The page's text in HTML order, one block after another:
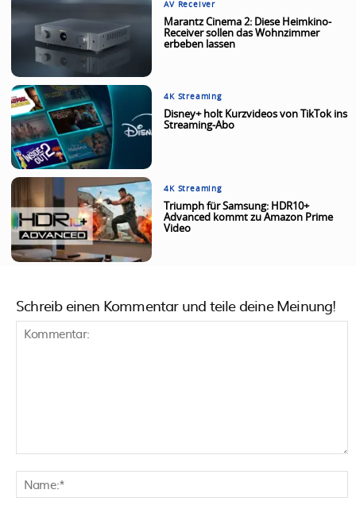
AV Receiver
Marantz Cinema 2: Diese Heimkino-
Receiver sollen das Wohnzimmer
erbeben lassen
4K Streaming
Disney+ holt Kurzvideos von TikTok ins
Streaming-Abo
4K Streaming
Triumph für Samsung: HDR10+
Advanced kommt zu Amazon Prime
Video
Schreib einen Kommentar und teile deine Meinung!